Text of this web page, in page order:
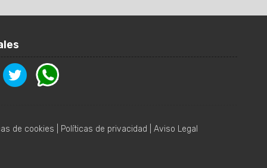
de cookies Políticas de privacidad |Aviso Legal